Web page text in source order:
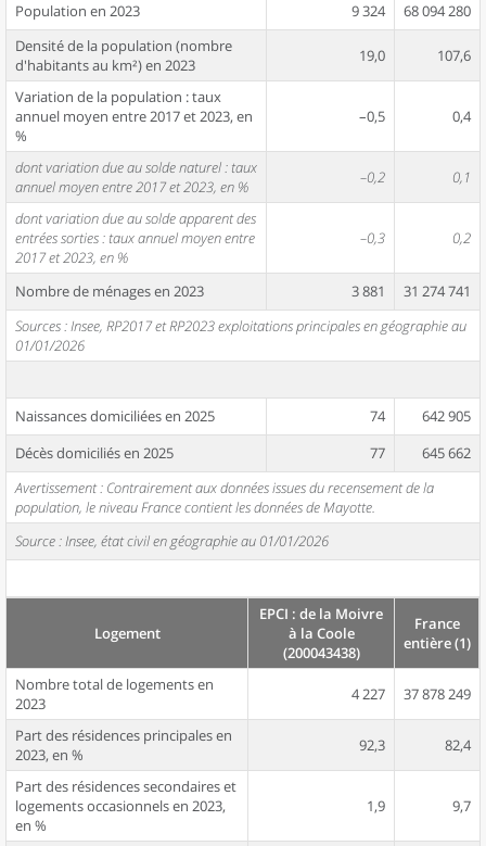
Population en 2023 9 324
68 094 280
Densité de la population (nombre
d'habitants au km²) en 2023
19,0 107,6
Variation de la population : taux
annuel moyen entre 2017 et 2023, en
%
–0,5 0,4
dont variation due au solde naturel : taux
annuel moyen entre 2017 et 2023, en %
–0,2 0,1
dont variation due au solde apparent des
entrées sorties : taux annuel moyen entre
2017 et 2023, en %
–0,3 0,2
Nombre de ménages en 2023 3 881
31 274 741
Sources : Insee, RP2017 et RP2023 exploitations principales en géographie au
01/01/2026
Naissances domiciliées en 2025 74
642 905
Décès domiciliés en 2025
77
645 662
Avertissement : Contrairement aux données issues du recensement de la
population, le niveau France contient les données de Mayotte.
Source : Insee, état civil en géographie au 01/01/2026
Logement
EPCI : de la Moivre
à la Coole
(200043438)
France
entière (1)
Nombre total de logements en
2023
4 227 37 878 249
Part des résidences principales en
2023, en %
92,3 82,4
Part des résidences secondaires et
logements occasionnels en 2023,
en %
1,9 9,7